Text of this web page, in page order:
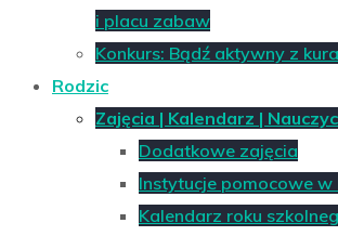
i placu zabaw
Konkurs: Bądź aktywny z
Rodzic
Zajęcia | Kalendarz |
Dodatkowe zajęcia
Instytucje pomocowe w
Kalendarz roku